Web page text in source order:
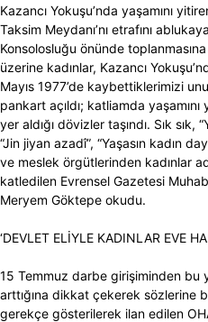
Kazancı Yokuşu’nda yaşamını
Taksim Meydanı’nı etrafını
Konsolosluğu önünde
üzerine kadınlar, Kazancı
Mayıs 1977’de kaybettiklerimizi
pankart açıldı; katliamda
yer aldığı dövizler taşındı. Sık sık,
“Jin jiyan azadî”, “Yaşasın kadın
ve meslek örgütlerinden kadınlar
katledilen Evrensel Gazetesi
Meryem Göktepe okudu.
‘DEVLET ELİYLE KADINLAR EVE
15 Temmuz darbe girişiminden bu
arttığına dikkat çekerek sözlerine
gerekçe gösterilerek ilan edilen